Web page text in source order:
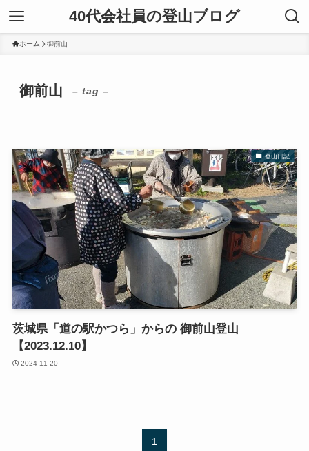
40代会社員の登山ブログ
ホーム 御前山
御前山 – tag –
登山日記
茨城県「道の駅かつら」からの 御前山登山
【2023.12.10】
2024-11-20
1